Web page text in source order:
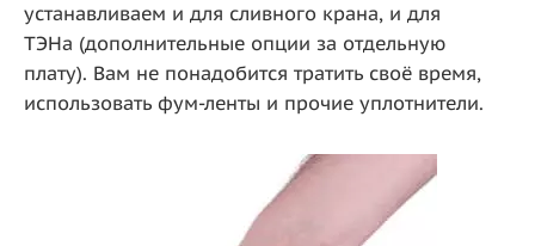
устанавливаем и для сливного крана, и для
ТЭНа (дополнительные опции за отдельную
плату). Вам не понадобится тратить своё время,
использовать фум-ленты и прочие уплотнители.